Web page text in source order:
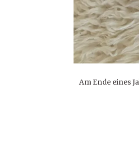
Am Ende eines